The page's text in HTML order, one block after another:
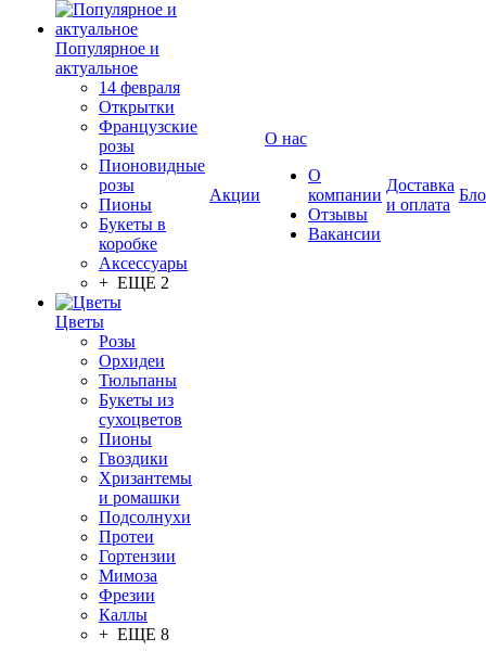
Популярное и
актуальное
14 февраля
Открытки
Французские
розы
Пионовидные
розы
Пионы
Букеты в
коробке
Аксессуары
+ ЕЩЕ 2
Цветы
Розы
Орхидеи
Тюльпаны
Букеты из
сухоцветов
Пионы
Гвоздики
Хризантемы
и ромашки
Подсолнухи
Протеи
Гортензии
Мимоза
Фрезии
Каллы
+ ЕЩЕ 8
Акции
О нас
О
компании
Отзывы
Вакансии
Доставка
и оплата